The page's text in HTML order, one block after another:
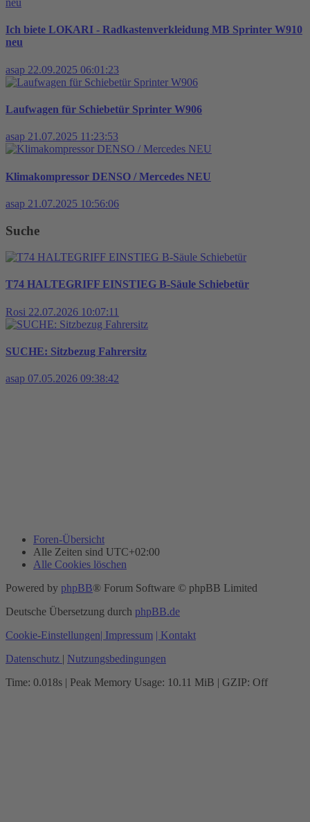
Ich biete LOKARI - Radkastenverkleidung MB Sprinter W910
neu
asap 22.09.2025 06:01:23
Laufwagen für Schiebetür Sprinter W906
asap 21.07.2025 11:23:53
Klimakompressor DENSO / Mercedes NEU
asap 21.07.2025 10:56:06
Suche
T74 HALTEGRIFF EINSTIEG B-Säule Schiebetür
Rosi 22.07.2026 10:07:11
SUCHE: Sitzbezug Fahrersitz
asap 07.05.2026 09:38:42
Foren-Übersicht
Alle Zeiten sind UTC+02:00
Alle Cookies löschen
Powered by phpBB® Forum Software © phpBB Limited
Deutsche Übersetzung durch phpBB.de
Cookie-Einstellungen| Impressum | Kontakt
Datenschutz | Nutzungsbedingungen
Time: 0.018s | Peak Memory Usage: 10.11 MiB | GZIP: Off